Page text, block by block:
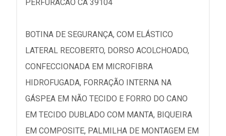
PERFURACAO CA 39104
BOTINA DE SEGURANÇA, COM ELÁSTICO
LATERAL RECOBERTO, DORSO ACOLCHOADO,
CONFECCIONADA EM MICROFIBRA
HIDROFUGADA, FORRAÇÃO INTERNA NA
GÁSPEA EM NÃO TECIDO E FORRO DO CANO
EM TECIDO DUBLADO COM MANTA, BIQUEIRA
EM COMPOSITE, PALMILHA DE MONTAGEM EM